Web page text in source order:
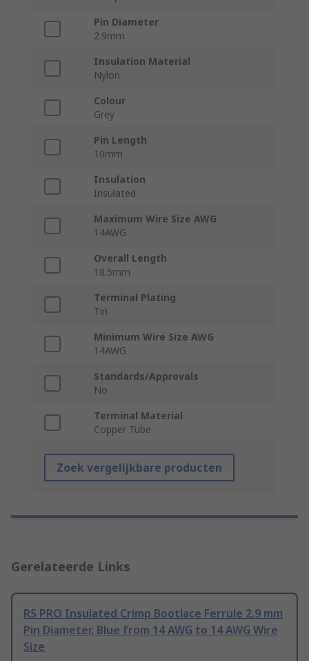
Pin Diameter
2.9mm
Insulation Material
Nylon
Colour
Grey
Pin Length
10mm
Insulation
Insulated
Maximum Wire Size AWG
14AWG
Overall Length
18.5mm
Terminal Plating
Tin
Minimum Wire Size AWG
14AWG
Standards/Approvals
No
Terminal Material
Copper Tube
Zoek vergelijkbare producten
Gerelateerde Links
RS PRO Insulated Crimp Bootlace Ferrule 2.9 mm
Pin Diameter, Blue from 14 AWG to 14 AWG Wire
Size